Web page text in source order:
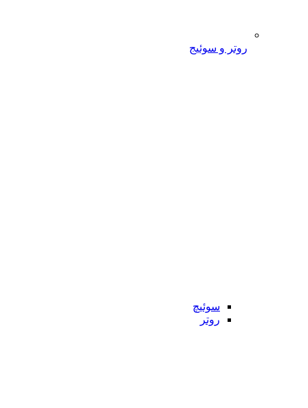
روتر و سوئیج
سوئیچ
روتر